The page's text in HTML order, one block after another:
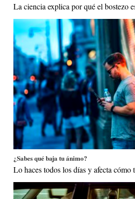
La ciencia explica por qué el bostezo
¿Sabes qué baja tu ánimo?
Lo haces todos los días y afecta cómo